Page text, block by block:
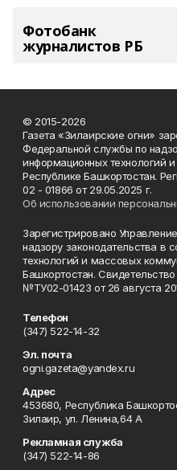
Фотобанк
журналистов РБ
© 2015-2026
Газета «Зилаирские огни»
Федеральной службы по
информационных технологий
Республике Башкортостан.
02 - 01866 от 29.05.2025 г.
Об использовании
Зарегистрировано
надзору законодательства в
технологий и массовых
Башкортостан.
№ТУ02-01423 от 26 августа
Телефон
(347) 522-14-32
Эл. почта
ogni.gazeta@yandex.ru
Адрес
453680, Республика
Зилаир, ул. Ленина,64 А
Рекламная служба
(347) 522-14-86